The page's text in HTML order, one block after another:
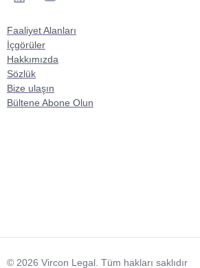
Faaliyet Alanları
İçgörüler
Hakkımızda
Sözlük
Bize ulaşın
Bültene Abone Olun
© 2026 Vircon Legal. Tüm hakları saklıdır